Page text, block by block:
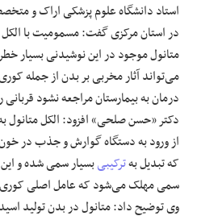
استاد دانشگاه علوم پزشکی اراک و
در استان مرکزی گفت: مسمومیت با الکل
متانول موجود در این نوشیدنی
می‌تواند آثار مخربی بر بدن از جمله
درمان به بیمارستان مراجعه نشود
دکتر «حسن صلحی» افزود: الکل
از ورود به دستگاه گوارش و جذب در
که تبدیل بهترکیبیبسیار سمی شده و
سمی مهلک می‌شود که عامل اصلی
وی توضیح داد: متانول در بدن تولید